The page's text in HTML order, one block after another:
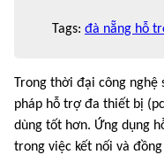
Tags: đà nẵng hỗ
Trong thời đại công nghệ
pháp hỗ trợ đa thiết bị
dùng tốt hơn. Ứng dụng
trong việc kết nối và